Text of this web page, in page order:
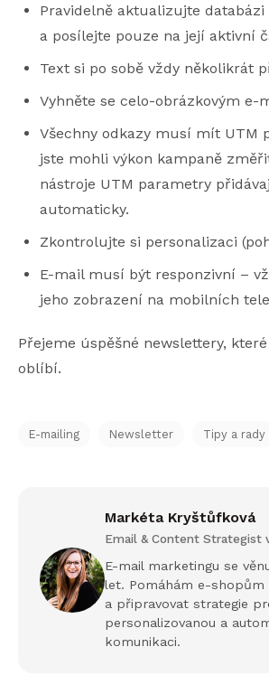
Pravidelně aktualizujte databázi
a posílejte pouze na její aktivní
Text si po sobě vždy několikrát
Vyhněte se celo-obrázkovým e-
Všechny odkazy musí mít UTM
jste mohli výkon kampaně
nástroje UTM parametry
automaticky.
Zkontrolujte si personalizaci
E-mail musí být responzivní –
jeho zobrazení na mobilních
Přejeme úspěšné newslettery,
oblíbí.
E-mailing Newsletter Tipy a rady
Markéta Kryštůfková
Email & Content Strategist
E-mail marketingu se
let. Pomáhám e-shopům
a připravovat strategie
personalizovanou a
komunikaci.